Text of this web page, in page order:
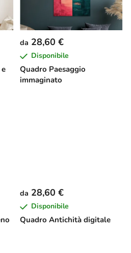
Quadro Paesaggio
immaginato
da 28,60 €
Disponibile
Quadro Antichità digitale
da 28,60 €
Disponibile